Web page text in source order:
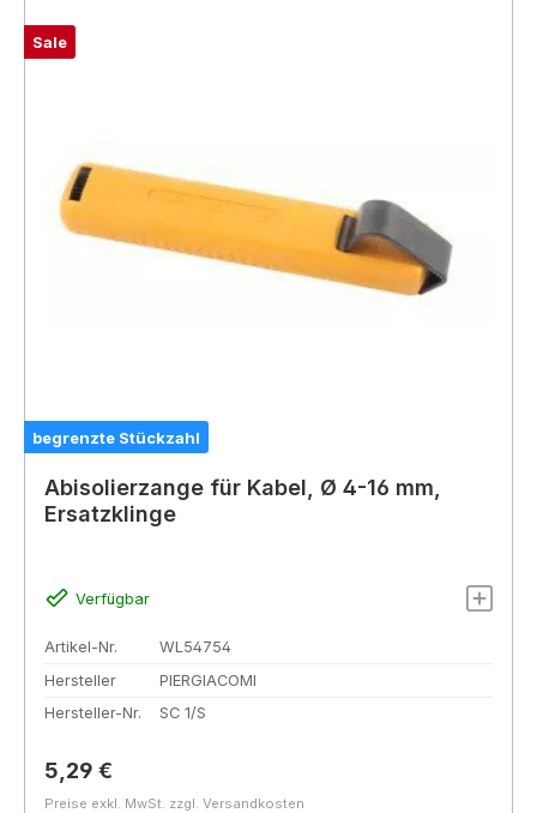
Sale
begrenzte Stückzahl
Abisolierzange für Kabel, Ø 4-16 mm,
Ersatzklinge
Verfügbar
Artikel-Nr.
WL54754
Hersteller
PIERGIACOMI
Hersteller-Nr.
SC 1/S
Regulärer Preis:
5,29 €
Preise exkl. MwSt. zzgl. Versandkosten